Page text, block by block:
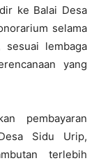
ke Balai Desa
selama
lembaga
yang
pembayaran
Sidu Urip,
terlebih